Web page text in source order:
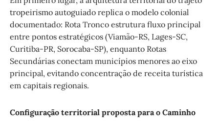
tropeirismo autoguiado replica o modelo colonial
documentado: Rota Tronco estrutura fluxo principal
entre pontos estratégicos (Viamão-RS, Lages-SC,
Curitiba-PR, Sorocaba-SP), enquanto Rotas
Secundárias conectam municípios menores ao eixo
principal, evitando concentração de receita turística
em capitais regionais.
Configuração territorial proposta para o Caminho